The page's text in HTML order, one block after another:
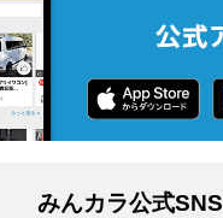
みんカラ公式SNS